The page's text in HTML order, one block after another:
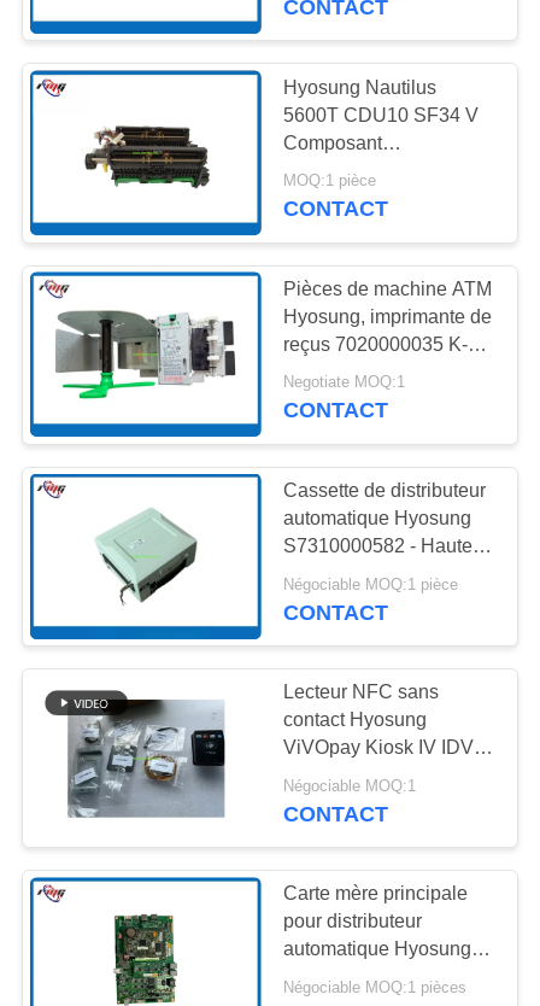
PLAN
DU
SITE
POLITIQUE
CONFIDENTIALITÉ
Pièces
d'atmosphère de
NMD
Pièces
d'atmosphère de
Diebold
1127
Pièces
d'atmosphère de
Hitachi
285
Machine de banque
d'atmosphère
CONTACT
Hyosung Nautilus
5600T CDU10 SF34 V
Composant
d'assemblage du
module extracteur
MOQ:1 pièce
CONTACT
Pièces de machine ATM
Hyosung, imprimante de
reçus 7020000035 K-
SPR1 VE S7020000035
Negotiate MOQ:1
CONTACT
Cassette de distributeur
automatique Hyosung
S7310000582 - Haute
durabilité, large
compatibilité, installation
Négociable MOQ:1 pièce
CONTACT
Lecteur NFC sans
contact Hyosung
ViVOpay Kiosk IV IDVK-
411 Pièce de rechange
pour distributeur
étanche à l'eau et à la
poussière IP65 et 4
indicateurs LED d'état
Négociable MOQ:1
CONTACT
Carte mère principale
pour distributeur
automatique Hyosung
1800SE P/N
Négociable MOQ:1 pièces